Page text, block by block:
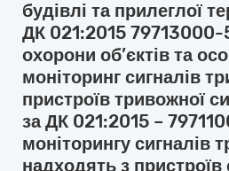
будівлі та прилеглої
ДК 021:2015 79713000-
охорони об’єктів та
моніторинг сигналів
пристроїв тривожної
за ДК 021:2015 –
моніторингу сигналів
надходять з пристроїв